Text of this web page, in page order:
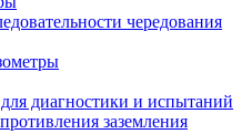
чередования
диагностики и испытаний
заземления